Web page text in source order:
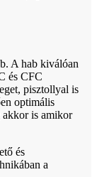
A hab kiválóan
és CFC
pisztollyal is
optimális
akkor is amikor
és
a